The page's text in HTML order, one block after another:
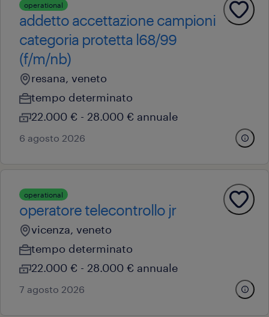
operational
addetto accettazione campioni
categoria protetta l68/99
(f/m/nb)
resana, veneto
tempo determinato
22.000 € - 28.000 € annuale
6 agosto 2026
operational
operatore telecontrollo jr
vicenza, veneto
tempo determinato
22.000 € - 28.000 € annuale
7 agosto 2026